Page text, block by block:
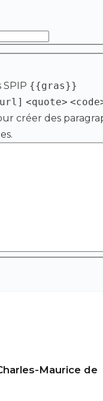
SPIP {{gras}}
<quote>
créer des
Maurice de